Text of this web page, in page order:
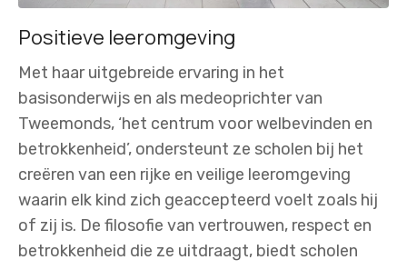
Positieve leeromgeving
Met haar uitgebreide ervaring in het
basisonderwijs en als medeoprichter van
Tweemonds, ‘het centrum voor welbevinden en
betrokkenheid’, ondersteunt ze scholen bij het
creëren van een rijke en veilige leeromgeving
waarin elk kind zich geaccepteerd voelt zoals hij
of zij is. De filosofie van vertrouwen, respect en
betrokkenheid die ze uitdraagt, biedt scholen